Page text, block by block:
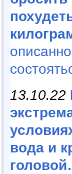
13.10.22
вода и